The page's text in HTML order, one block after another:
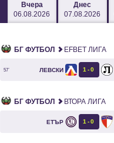
Вчера
06.08.2026
Днес
07.08.2026
БГ ФУТБОЛ EFBET ЛИГА
57` ЛЕВСКИ 1 0
БГ ФУТБОЛ ВТОРА ЛИГА
ЕТЪР 1 0